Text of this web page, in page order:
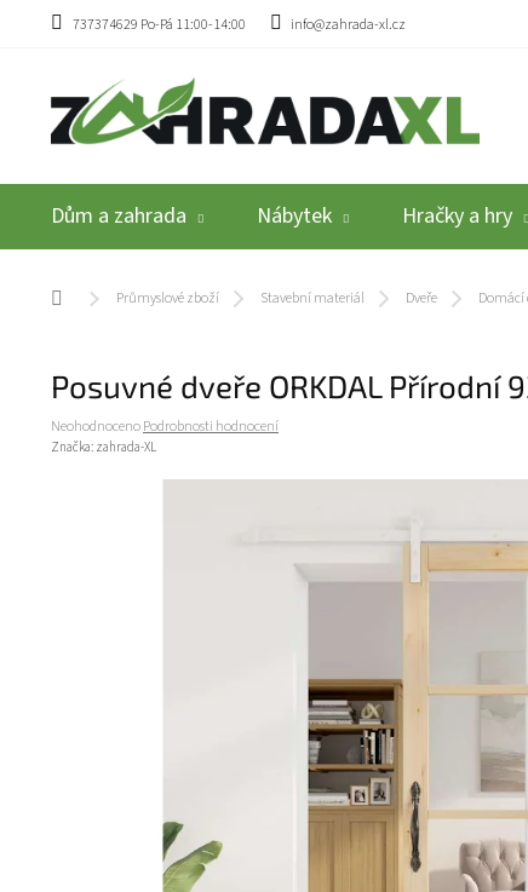
Přejít na obsah
737374629 Po-Pá 11:00-14:00 info@zahrada-xl.cz
Dům a zahrada Nábytek Hračky a hry
Domů Průmyslové zboží Stavební materiál Dveře Domácí
Posuvné dveře ORKDAL Přírodní
Průměrné hodnocení produktu je 0,0 z 5 hvězdiček.
NeohodnocenoPodrobnosti hodnocení
Značka: zahrada-XL